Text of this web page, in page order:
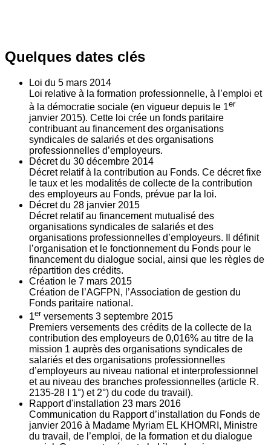
Quelques dates clés
Loi du 5 mars 2014
Loi relative à la formation professionnelle, à l’emploi et
à la démocratie sociale (en vigueur depuis le 1er
janvier 2015). Cette loi crée un fonds paritaire
contribuant au financement des organisations
syndicales de salariés et des organisations
professionnelles d’employeurs.
Décret du 30 décembre 2014
Décret relatif à la contribution au Fonds. Ce décret fixe
le taux et les modalités de collecte de la contribution
des employeurs au Fonds, prévue par la loi.
Décret du 28 janvier 2015
Décret relatif au financement mutualisé des
organisations syndicales de salariés et des
organisations professionnelles d’employeurs. Il définit
l’organisation et le fonctionnement du Fonds pour le
financement du dialogue social, ainsi que les règles de
répartition des crédits.
Création le 7 mars 2015
Création de l’AGFPN, l’Association de gestion du
Fonds paritaire national.
1er versements 3 septembre 2015
Premiers versements des crédits de la collecte de la
contribution des employeurs de 0,016% au titre de la
mission 1 auprès des organisations syndicales de
salariés et des organisations professionnelles
d’employeurs au niveau national et interprofessionnel
et au niveau des branches professionnelles (article R.
2135‐28 I 1°) et 2°) du code du travail).
Rapport d'installation 23 mars 2016
Communication du Rapport d’installation du Fonds de
janvier 2016 à Madame Myriam EL KHOMRI, Ministre
du travail, de l’emploi, de la formation et du dialogue